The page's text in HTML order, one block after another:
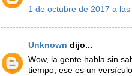
1 de octubre de 2017 a
Unknown dijo...
Wow, la gente habla sin
tiempo, ese es un